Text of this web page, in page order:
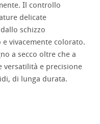
Il controllo
delicate
schizzo
vivacemente colorato.
a secco oltre che a
versatilità e precisione
di lunga durata.